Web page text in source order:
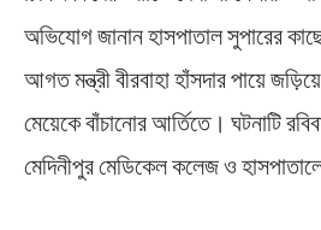
অভিযোগ জানান হাসপাতাল সুপারের
আগত মন্ত্রী বীরবাহা হাঁসদার পায়ে
মেয়েকে বাঁচানোর আর্তিতে। ঘটনাটি
মেদিনীপুর মেডিকেল কলেজ ও